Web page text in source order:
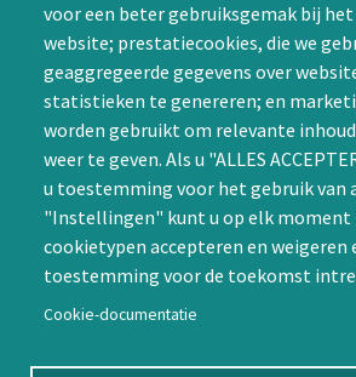
voor een beter gebruiksgemak bij het
website; prestatiecookies, die we
geaggregeerde gegevens over
statistieken te genereren; en
worden gebruikt om relevante
weer te geven. Als u "ALLES
u toestemming voor het gebruik van
"Instellingen" kunt u op elk moment
cookietypen accepteren en weigeren
toestemming voor de toekomst
Cookie-documentatie
CAPTCHA Word
Contact
Nienoord 5, 1112 XE Diemen
info@ntvp.nl